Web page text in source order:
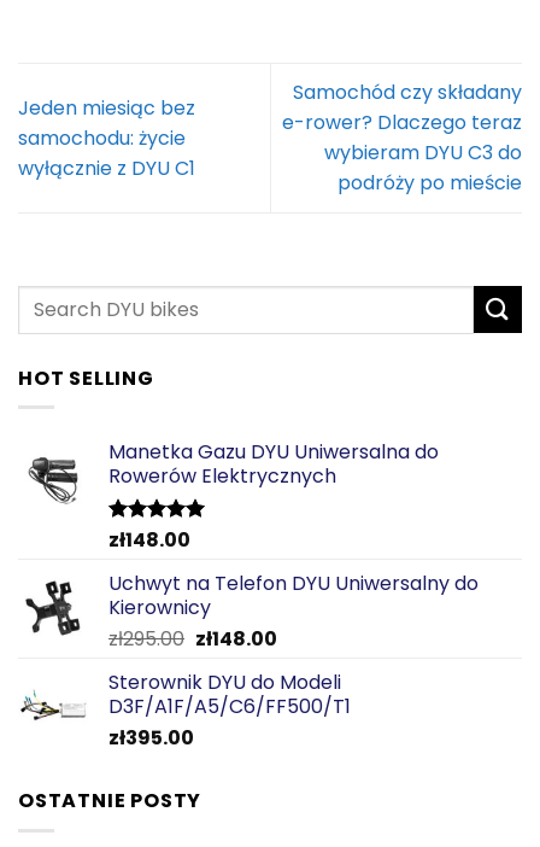
Jeden miesiąc bez
samochodu: życie
wyłącznie z DYU C1
Samochód czy składany
e-rower? Dlaczego teraz
wybieram DYU C3 do
podróży po mieście
HOT SELLING
Manetka Gazu DYU Uniwersalna do
Rowerów Elektrycznych
Oceniono
zł148.00
Uchwyt na Telefon DYU Uniwersalny do
Kierownicy
zł295.00 Pierwotna
wynosiła:
zł295.00.
zł148.00Aktualna
wynosi:
zł148.00.
Sterownik DYU do Modeli
D3F/A1F/A5/C6/FF500/T1
zł395.00
OSTATNIE POSTY